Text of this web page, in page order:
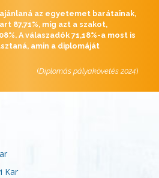
az egyetemet barátainak,
87,71%, míg azt a szakot,
A válaszadók 71,18%-a most is
amin a diplomáját
(Diplomás pályakövetés 2024)
Kar